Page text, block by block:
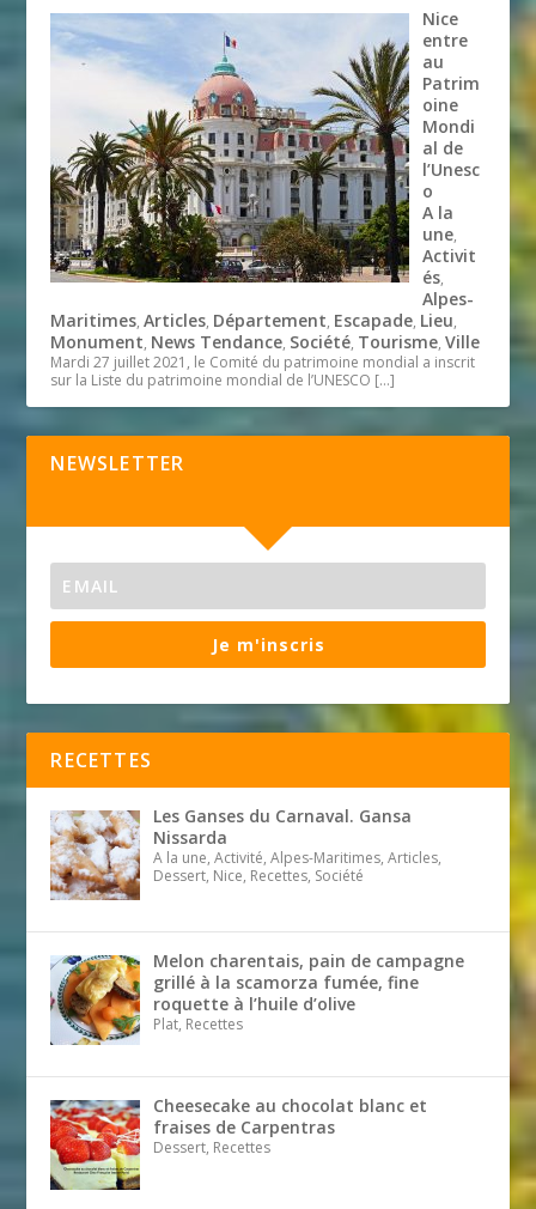
Nice
entre
au
Patrim
oine
Mondi
al de
l’Unesc
o
A la
une,
Activit
és,
Alpes-
Maritimes,Articles, Département, Escapade, Lieu,
Monument, News Tendance, Société, Tourisme,Ville
Mardi 27 juillet 2021, le Comité du patrimoine mondial a inscrit
sur la Liste du patrimoine mondial de l’UNESCO […]
NEWSLETTER
Je m'inscris
RECETTES
Les Ganses du Carnaval. Gansa
Nissarda
A la une, Activité, Alpes-Maritimes, Articles,
Dessert, Nice, Recettes, Société
Melon charentais, pain de campagne
grillé à la scamorza fumée, fine
roquette à l’huile d’olive
Plat, Recettes
Cheesecake au chocolat blanc et
fraises de Carpentras
Dessert, Recettes